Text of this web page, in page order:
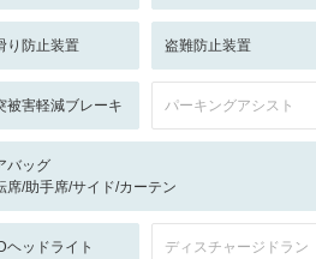
り防止装置 盗難防止装置
被害軽減ブレーキ パーキングアシスト
バッグ
席/助手席/サイド/カーテン
ヘッドライト
ディスチャージドラン